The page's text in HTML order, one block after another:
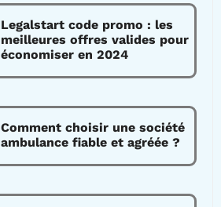
Legalstart code promo : les
meilleures offres valides pour
économiser en 2024
Comment choisir une société
ambulance fiable et agréée ?